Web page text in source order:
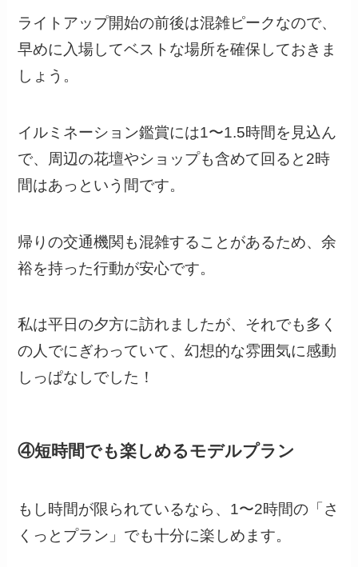
ライトアップ開始の前後は混雑ピークなので、
早めに入場してベストな場所を確保しておきま
しょう。
イルミネーション鑑賞には1〜1.5時間を見込ん
で、周辺の花壇やショップも含めて回ると2時
間はあっという間です。
帰りの交通機関も混雑することがあるため、余
裕を持った行動が安心です。
私は平日の夕方に訪れましたが、それでも多く
の人でにぎわっていて、幻想的な雰囲気に感動
しっぱなしでした！
④短時間でも楽しめるモデルプラン
もし時間が限られているなら、1〜2時間の「さ
くっとプラン」でも十分に楽しめます。